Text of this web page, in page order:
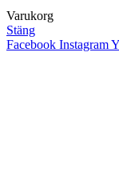
Varukorg
Stäng
Facebook Instagram